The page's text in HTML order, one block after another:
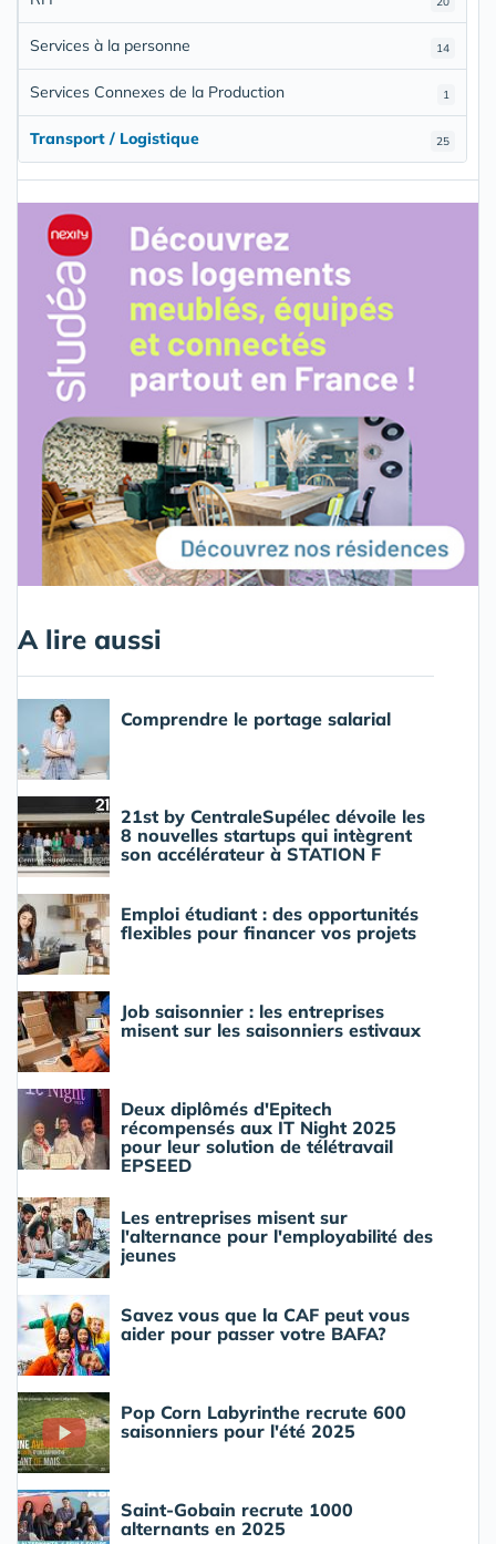
14
Services à la personne
1
Services Connexes de la Production
25
Transport / Logistique
A lire aussi
Comprendre le portage salarial
21st by CentraleSupélec dévoile les
8 nouvelles startups qui intègrent
son accélérateur à STATION F
Emploi étudiant : des opportunités
flexibles pour financer vos projets
Job saisonnier : les entreprises
misent sur les saisonniers estivaux
Deux diplômés d'Epitech
récompensés aux IT Night 2025
pour leur solution de télétravail
EPSEED
Les entreprises misent sur
l'alternance pour l'employabilité des
jeunes
Savez vous que la CAF peut vous
aider pour passer votre BAFA?
Pop Corn Labyrinthe recrute 600
saisonniers pour l'été 2025
Saint-Gobain recrute 1000
alternants en 2025